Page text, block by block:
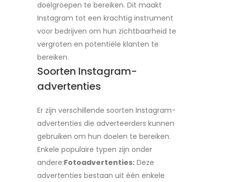
doelgroepen te bereiken. Dit maakt
Instagram tot een krachtig instrument
voor bedrijven om hun zichtbaarheid te
vergroten en potentiële klanten te
bereiken.
Soorten Instagram-
advertenties
Er zijn verschillende soorten Instagram-
advertenties die adverteerders kunnen
gebruiken om hun doelen te bereiken.
Enkele populaire typen zijn onder
andere:Fotoadvertenties: Deze
advertenties bestaan uit één enkele